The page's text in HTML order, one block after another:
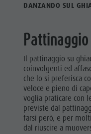
DANZANDO SUL
Pattinaggio
Il pattinaggio su
coinvolgenti ed
che lo si preferisca
veloce e pieno di
voglia praticare con
previste dal
farsi però, e per
dal riuscire a